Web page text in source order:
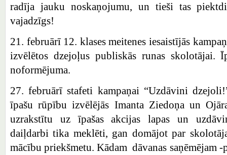
radīja jauku noskaņojumu, un tieši tas
vajadzīgs!
21. februārī 12. klases meitenes iesaistījās
izvēlētos dzejoļus publiskās runas skolotājai.
noformējuma.
27. februārī stafeti kampaņai “Uzdāvini
īpašu rūpību izvēlējās Imanta Ziedoņa un
uzrakstītu uz īpašas akcijas lapas un
daiļdarbi tika meklēti, gan domājot par
mācību priekšmetu. Kādam dāvanas saņēmējam